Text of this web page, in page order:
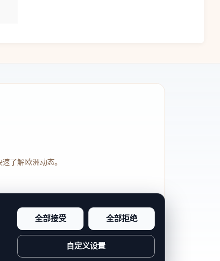
了解欧洲动态。
感和站点完整度。
全部接受 全部拒绝
自定义设置